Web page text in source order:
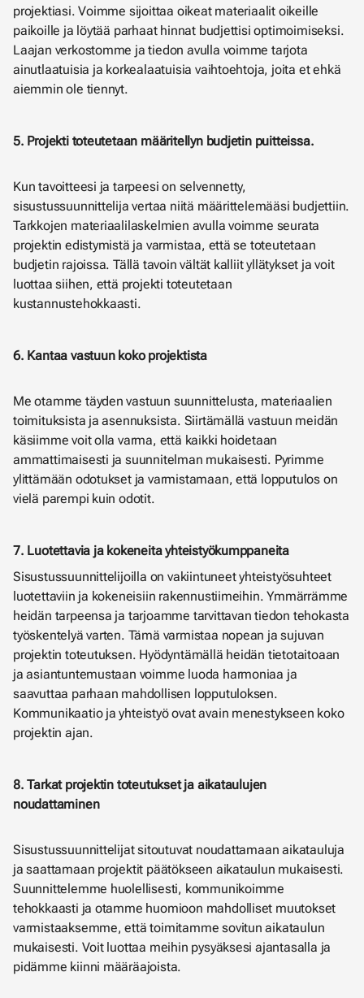
projektiasi. Voimme sijoittaa oikeat materiaalit oikeille
paikoille ja löytää parhaat hinnat budjettisi optimoimiseksi.
Laajan verkostomme ja tiedon avulla voimme tarjota
ainutlaatuisia ja korkealaatuisia vaihtoehtoja, joita et ehkä
aiemmin ole tiennyt.
5. Projekti toteutetaan määritellyn budjetin puitteissa.
Kun tavoitteesi ja tarpeesi on selvennetty,
sisustussuunnittelija vertaa niitä määrittelemääsi budjettiin.
Tarkkojen materiaalilaskelmien avulla voimme seurata
projektin edistymistä ja varmistaa, että se toteutetaan
budjetin rajoissa. Tällä tavoin vältät kalliit yllätykset ja voit
luottaa siihen, että projekti toteutetaan
kustannustehokkaasti.
6. Kantaa vastuun koko projektista
Me otamme täyden vastuun suunnittelusta, materiaalien
toimituksista ja asennuksista. Siirtämällä vastuun meidän
käsiimme voit olla varma, että kaikki hoidetaan
ammattimaisesti ja suunnitelman mukaisesti. Pyrimme
ylittämään odotukset ja varmistamaan, että lopputulos on
vielä parempi kuin odotit.
7. Luotettavia ja kokeneita yhteistyökumppaneita
Sisustussuunnittelijoilla on vakiintuneet yhteistyösuhteet
luotettaviin ja kokeneisiin rakennustiimeihin. Ymmärrämme
heidän tarpeensa ja tarjoamme tarvittavan tiedon tehokasta
työskentelyä varten. Tämä varmistaa nopean ja sujuvan
projektin toteutuksen. Hyödyntämällä heidän tietotaitoaan
ja asiantuntemustaan voimme luoda harmoniaa ja
saavuttaa parhaan mahdollisen lopputuloksen.
Kommunikaatio ja yhteistyö ovat avain menestykseen koko
projektin ajan.
8. Tarkat projektin toteutukset ja aikataulujen
noudattaminen
Sisustussuunnittelijat sitoutuvat noudattamaan aikatauluja
ja saattamaan projektit päätökseen aikataulun mukaisesti.
Suunnittelemme huolellisesti, kommunikoimme
tehokkaasti ja otamme huomioon mahdolliset muutokset
varmistaaksemme, että toimitamme sovitun aikataulun
mukaisesti. Voit luottaa meihin pysyäksesi ajantasalla ja
pidämme kiinni määräajoista.